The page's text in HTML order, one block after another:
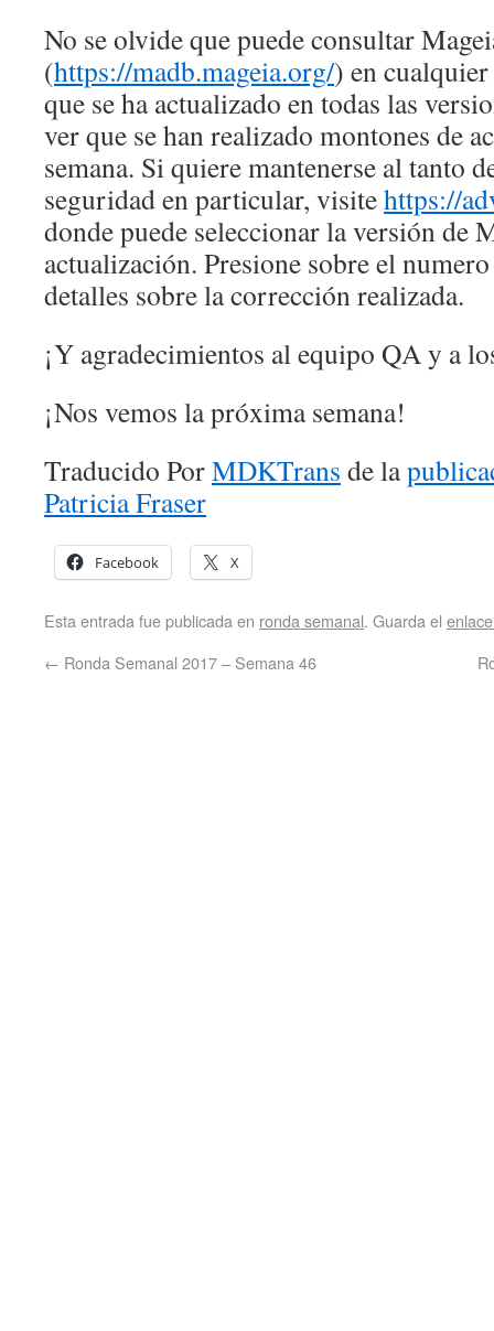
No se olvide que puede consultar
(https://madb.mageia.org/) en
que se ha actualizado en todas las
ver que se han realizado montones de
semana. Si quiere mantenerse al tanto
seguridad en particular, visitehttps://
donde puede seleccionar la versión de
actualización. Presione sobre el
detalles sobre la corrección realizada.
¡Y agradecimientos al equipo QA y a
¡Nos vemos la próxima semana!
Traducido PorMDKTrans de la
Patricia Fraser
Facebook X
Esta entrada fue publicada en ronda semanal. Guarda el
← Ronda Semanal 2017 – Semana 46